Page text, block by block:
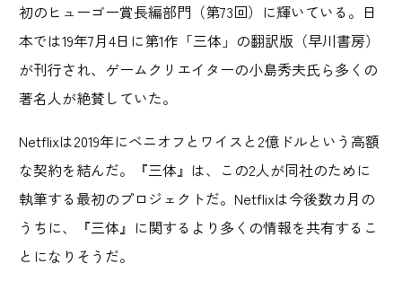
初のヒューゴー賞長編部門（第73回）に輝いている。日
本では19年7月4日に第1作「三体」の翻訳版（早川書房）
が刊行され、ゲームクリエイターの小島秀夫氏ら多くの
著名人が絶賛していた。
Netflixは2019年にベニオフとワイスと2億ドルという高額
な契約を結んだ。『三体』は、この2人が同社のために
執筆する最初のプロジェクトだ。Netflixは今後数カ月の
うちに、『三体』に関するより多くの情報を共有するこ
とになりそうだ。